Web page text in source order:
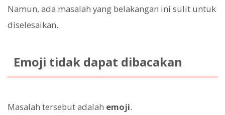
Namun, ada masalah yang belakangan ini sulit untuk
diselesaikan.
Emoji tidak dapat dibacakan
Masalah tersebut adalah emoji.